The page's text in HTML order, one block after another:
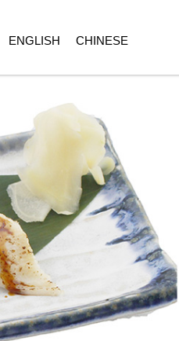
ENGLISH CHINESE